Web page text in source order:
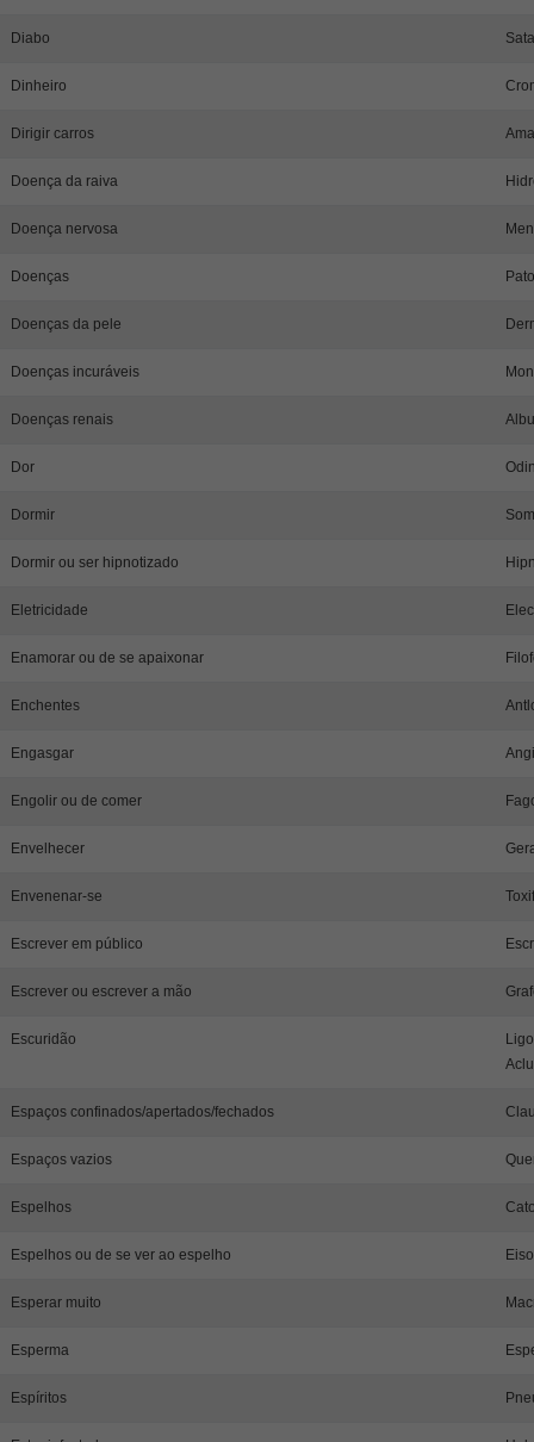
Diabo
Dinheiro
Dirigir carros
Doença da raiva
Doença nervosa
Doenças
Doenças da pele
Doenças incuráveis
Doenças renais
Dor
Dormir
Dormir ou ser hipnotizado
Eletricidade
Enamorar ou de se apaixonar
Enchentes
Engasgar
Engolir ou de comer
Envelhecer
Envenenar-se
Escrever em público
Escrever ou escrever a mão
Escuridão
Espaços confinados/apertados/fechados
Espaços vazios
Espelhos
Espelhos ou de se ver ao espelho
Esperar muito
Esperma
Espíritos